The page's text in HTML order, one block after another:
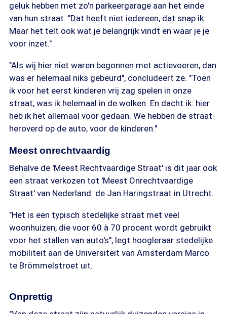
geluk hebben met zo'n parkeergarage aan het einde
van hun straat. "Dat heeft niet iedereen, dat snap ik.
Maar het telt ook wat je belangrijk vindt en waar je je
voor inzet."
"Als wij hier niet waren begonnen met actievoeren, dan
was er helemaal niks gebeurd", concludeert ze. "Toen
ik voor het eerst kinderen vrij zag spelen in onze
straat, was ik helemaal in de wolken. En dacht ik: hier
heb ik het allemaal voor gedaan. We hebben de straat
heroverd op de auto, voor de kinderen."
Meest onrechtvaardig
Behalve de 'Meest Rechtvaardige Straat' is dit jaar ook
een straat verkozen tot 'Meest Onrechtvaardige
Straat' van Nederland: de Jan Haringstraat in Utrecht.
"Het is een typisch stedelijke straat met veel
woonhuizen, die voor 60 à 70 procent wordt gebruikt
voor het stallen van auto's", legt hoogleraar stedelijke
mobiliteit aan de Universiteit van Amsterdam Marco
te Brömmelstroet uit.
Onprettig